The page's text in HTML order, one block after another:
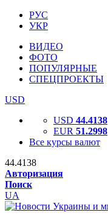
РУС
УКР
ВИДЕО
ФОТО
ПОПУЛЯРНЫЕ
СПЕЦПРОЕКТЫ
USD
USD 44.4138
EUR 51.2998
Все курсы валют
44.4138
Авторизация
Поиск
UA